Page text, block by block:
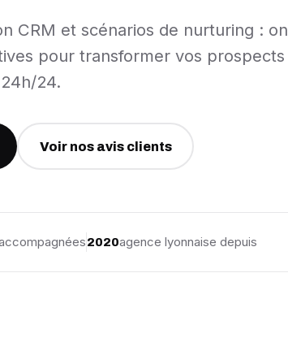
CRM et scénarios de nurturing : on
pour transformer vos prospects
24.
Voir nos avis clients
2020agence lyonnaise depuis